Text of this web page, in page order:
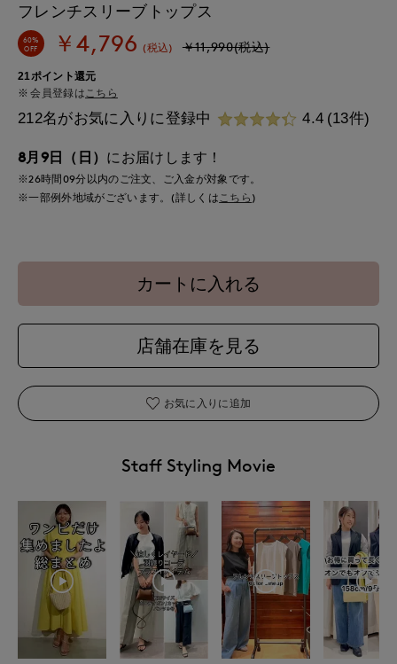
フレンチスリーブトップス
60%
OFF
￥4,796 (税込) ￥11,990(税込)
21ポイント還元
会員登録は こちら
212名がお気に入りに登録中 4.4 (13件)
8月9日（日） にお届けします！
※26時間09分以内のご注文、ご入金が対象です。
※一部例外地域がございます。(詳しくはこちら )
カートに入れる
店舗在庫を見る
お気に入りに追加
Staff Styling Movie